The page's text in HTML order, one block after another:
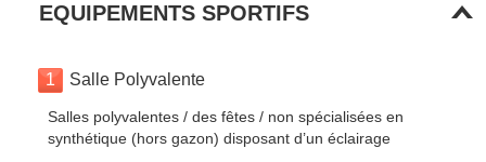
EQUIPEMENTS SPORTIFS
1 Salle Polyvalente
Salles polyvalentes / des fêtes / non spécialisées en
synthétique (hors gazon) disposant d’un éclairage